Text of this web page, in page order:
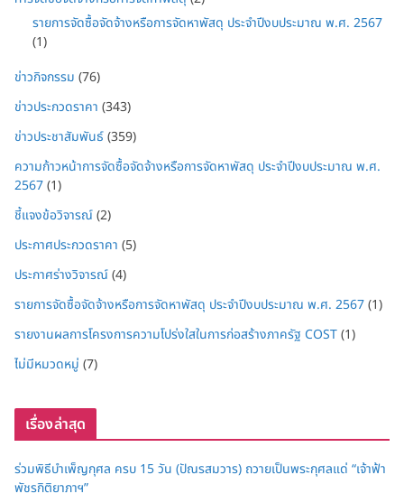
รายการจัดซื้อจัดจ้างหรือการจัดหาพัสดุ ประจำปีงบประมาณ พ.ศ. 2567
(1)
ข่าวกิจกรรม (76)
ข่าวประกวดราคา (343)
ข่าวประชาสัมพันธ์(359)
ความก้าวหน้าการจัดซื้อจัดจ้างหรือการจัดหาพัสดุ ประจำปีงบประมาณ พ.ศ.
2567(1)
ชี้แจงข้อวิจารณ์(2)
ประกาศประกวดราคา (5)
ประกาศร่างวิจารณ์(4)
รายการจัดซื้อจัดจ้างหรือการจัดหาพัสดุ ประจำปีงบประมาณ พ.ศ. 2567(1)
รายงานผลการโครงการความโปร่งใสในการก่อสร้างภาครัฐ COST(1)
ไม่มีหมวดหมู่ (7)
เรื่องล่าสุด
ร่วมพิธีบำเพ็ญกุศล ครบ 15 วัน (ปัณรสมวาร) ถวายเป็นพระกุศลแด่ “เจ้าฟ้า
พัชรกิติยาภาฯ”